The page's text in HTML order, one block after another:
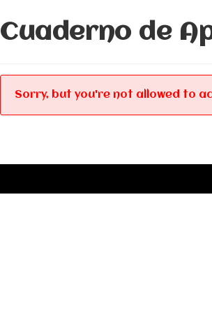
Cuaderno de
Sorry, but you're not allowed to